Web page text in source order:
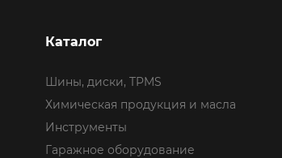
Каталог
Шины, диски, TPMS
Химическая продукция и масла
Инструменты
Гаражное оборудование